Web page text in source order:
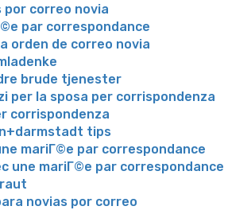
por correo novia
par correspondance
orden de correo novia
brude tjenester
per la sposa per corrispondenza
corrispondenza
tips
mariГ©e par correspondance
une mariГ©e par correspondance
novias por correo